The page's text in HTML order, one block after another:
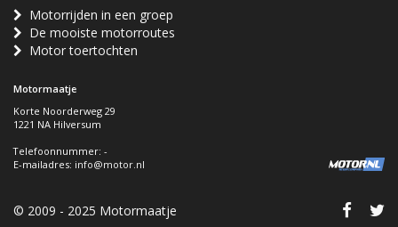
Motorrijden in een groep
De mooiste motorroutes
Motor toertochten
Motormaatje
Korte Noorderweg 29
1221 NA Hilversum
Telefoonnummer: -
E-mailadres: info@motor.nl
© 2009 - 2025 Motormaatje